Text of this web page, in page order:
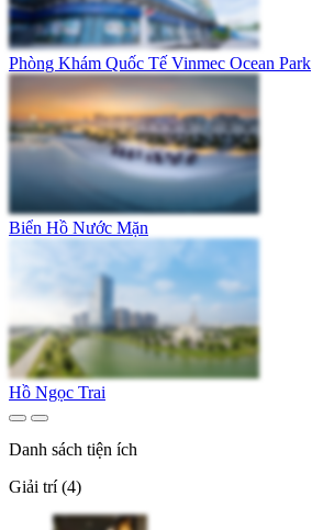
Phòng Khám Quốc Tế Vinmec Ocean Park
Biển Hồ Nước Mặn
Hồ Ngọc Trai
Danh sách tiện ích
Giải trí (4)